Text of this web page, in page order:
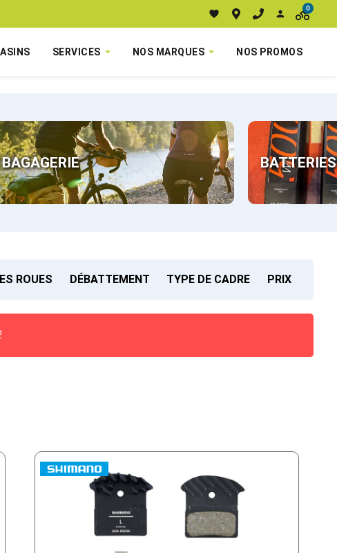
0
SERVICES NOS MARQUES NOS PROMOS
BAGAGERIE BATTERIES
ROUES DÉBATTEMENT TYPE DE CADRE PRIX